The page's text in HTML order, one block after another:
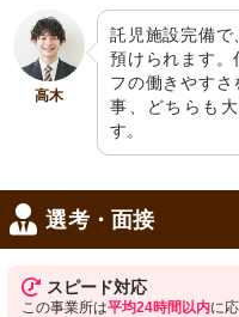
高木
託児施設完備で
預けられます。
フの働きやす
事、どちらも
す。
選考・面接
スピード対応
この事業所は平均24時間以内に